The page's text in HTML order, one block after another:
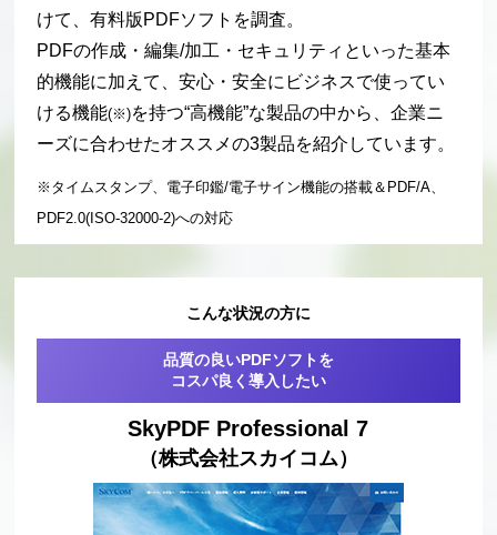
けて、有料版PDFソフトを調査。
PDFの作成・編集/加工・セキュリティといった基本
的機能に加えて、安心・安全にビジネスで使ってい
ける機能(※)を持つ“高機能”な製品の中から、企業ニ
ーズに合わせたオススメの3製品を紹介しています。
※タイムスタンプ、電子印鑑/電子サイン機能の搭載＆PDF/A、
PDF2.0(ISO-32000-2)への対応
こんな状況の方に
品質の良いPDFソフトを
コスパ良く導入したい
SkyPDF Professional 7
（株式会社スカイコム）